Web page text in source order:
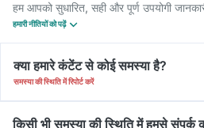
हम आपको सुधारित, सही और पूर्ण उपयोगी
हमारी नीतियों को पढ़ें
क्या हमारे कंटेंट से कोई समस्या है?
समस्या की स्थिति में रिपोर्ट करें
किसी भी समस्या की स्थिति में हमसे संपर्क